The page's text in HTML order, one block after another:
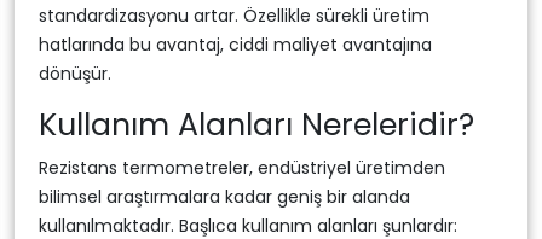
standardizasyonu artar. Özellikle sürekli üretim
hatlarında bu avantaj, ciddi maliyet avantajına
dönüşür.
Kullanım Alanları Nereleridir?
Rezistans termometreler, endüstriyel üretimden
bilimsel araştırmalara kadar geniş bir alanda
kullanılmaktadır. Başlıca kullanım alanları şunlardır: